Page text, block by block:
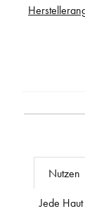
Nutzen
Jede